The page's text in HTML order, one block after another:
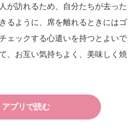
が訪れるため、自分たちが去った
るように、席を離れるときにはゴ
ェックする心遣いを持つとよいで
、お互い気持ちよく、美味しく焼
アプリで読む